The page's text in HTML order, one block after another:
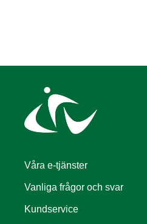
Våra e-tjänster
Vanliga frågor och svar
Kundservice